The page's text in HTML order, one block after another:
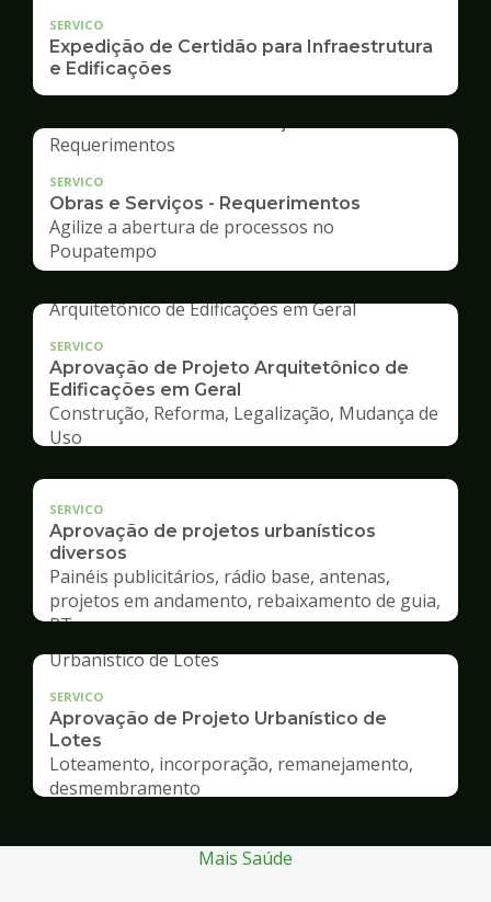
SERVICO
Expedição de Certidão para Infraestrutura
e Edificações
SERVICO
Obras e Serviços - Requerimentos
Agilize a abertura de processos no
Poupatempo
SERVICO
Aprovação de Projeto Arquitetônico de
Edificações em Geral
Construção, Reforma, Legalização, Mudança de
Uso
SERVICO
Aprovação de projetos urbanísticos
diversos
Painéis publicitários, rádio base, antenas,
projetos em andamento, rebaixamento de guia,
RT
SERVICO
Aprovação de Projeto Urbanístico de
Lotes
Loteamento, incorporação, remanejamento,
desmembramento
Mais Saúde